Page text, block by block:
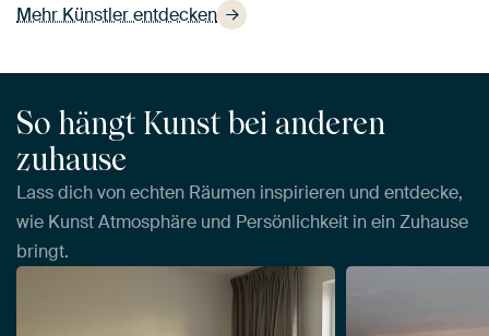
Mehr Künstler entdecken
So hängt Kunst bei anderen
zuhause
Lass dich von echten Räumen inspirieren und entdecke,
wie Kunst Atmosphäre und Persönlichkeit in ein Zuhause
bringt.